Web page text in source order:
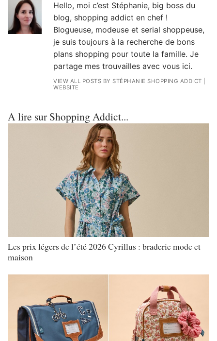
Hello, moi c’est Stéphanie, big boss du
blog, shopping addict en chef !
Blogueuse, modeuse et serial shoppeuse,
je suis toujours à la recherche de bons
plans shopping pour toute la famille. Je
partage mes trouvailles avec vous ici.
VIEW ALL POSTS BY STÉPHANIE SHOPPING ADDICT
WEBSITE
A lire sur Shopping Addict...
Les prix légers de l’été 2026 Cyrillus : braderie mode et
maison